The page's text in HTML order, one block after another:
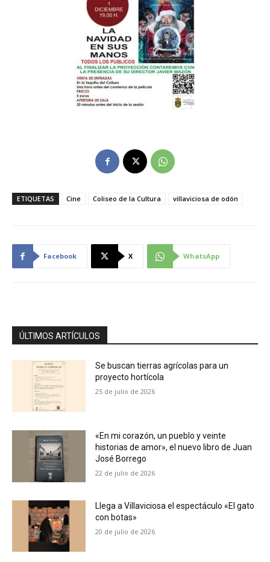
ETIQUETAS Cine Coliseo de la Cultura villaviciosa de odón
Facebook X WhatsApp
ÚLTIMOS ARTÍCULOS
Se buscan tierras agrícolas para un
proyecto hortícola
25 de julio de 2026
«En mi corazón, un pueblo y veinte
historias de amor», el nuevo libro de Juan
José Borrego
22 de julio de 2026
Llega a Villaviciosa el espectáculo «El gato
con botas»
20 de julio de 2026